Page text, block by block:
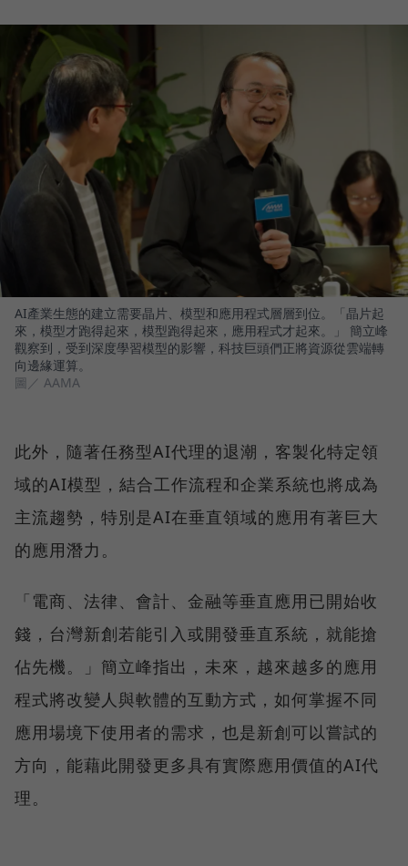
AI產業生態的建立需要晶片、模型和應用程式層層到位。「晶片起
來，模型才跑得起來，模型跑得起來，應用程式才起來。」 簡立峰
觀察到，受到深度學習模型的影響，科技巨頭們正將資源從雲端轉
向邊緣運算。
圖／ AAMA
此外，隨著任務型AI代理的退潮，客製化特定領
域的AI模型，結合工作流程和企業系統也將成為
主流趨勢，特別是AI在垂直領域的應用有著巨大
的應用潛力。
「電商、法律、會計、金融等垂直應用已開始收
錢，台灣新創若能引入或開發垂直系統，就能搶
佔先機。」簡立峰指出，未來，越來越多的應用
程式將改變人與軟體的互動方式，如何掌握不同
應用場境下使用者的需求，也是新創可以嘗試的
方向，能藉此開發更多具有實際應用價值的AI代
理。